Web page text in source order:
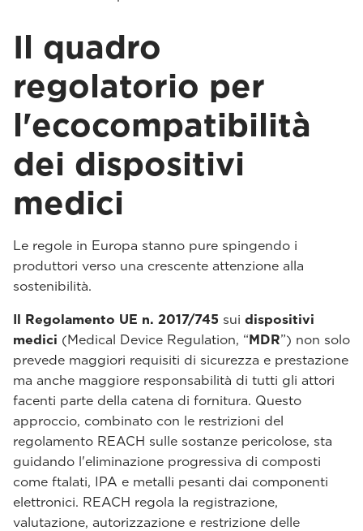
Il quadro
regolatorio per
l'ecocompatibilità
dei dispositivi
medici
Le regole in Europa stanno pure spingendo i
produttori verso una crescente attenzione alla
sostenibilità.
Il Regolamento UE n. 2017/745 sui dispositivi
medici (Medical Device Regulation, “MDR”) non solo
prevede maggiori requisiti di sicurezza e prestazione
ma anche maggiore responsabilità di tutti gli attori
facenti parte della catena di fornitura. Questo
approccio, combinato con le restrizioni del
regolamento REACH sulle sostanze pericolose, sta
guidando l'eliminazione progressiva di composti
come ftalati, IPA e metalli pesanti dai componenti
elettronici. REACH regola la registrazione,
valutazione, autorizzazione e restrizione delle